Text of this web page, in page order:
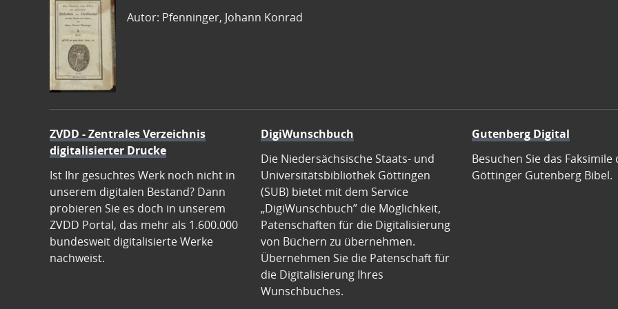
Autor: Pfenninger, Johann Konrad
ZVDD - Zentrales Verzeichnis
digitalisierter Drucke
Ist Ihr gesuchtes Werk noch nicht in
unserem digitalen Bestand? Dann
probieren Sie es doch in unserem
ZVDD Portal, das mehr als 1.600.000
bundesweit digitalisierte Werke
nachweist.
DigiWunschbuch
Die Niedersächsische Staats- und
Universitätsbibliothek Göttingen
(SUB) bietet mit dem Service
„DigiWunschbuch” die Möglichkeit,
Patenschaften für die Digitalisierung
von Büchern zu übernehmen.
Übernehmen Sie die Patenschaft für
die Digitalisierung Ihres
Wunschbuches.
Gutenberg Digital
Besuchen Sie das Faksimile
Göttinger Gutenberg Bibel.